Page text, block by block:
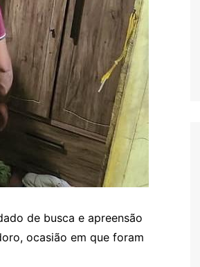
de busca e apreensão
ocasião em que foram